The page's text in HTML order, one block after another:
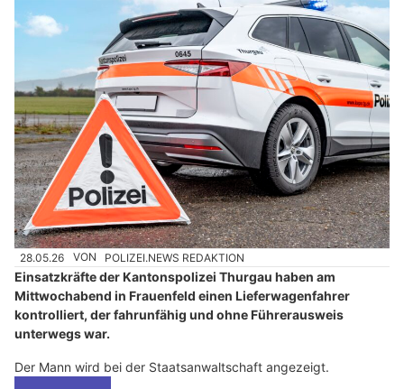
28.05.26 VON POLIZEI.NEWS REDAKTION
Einsatzkräfte der Kantonspolizei Thurgau haben am
Mittwochabend in Frauenfeld einen Lieferwagenfahrer
kontrolliert, der fahrunfähig und ohne Führerausweis
unterwegs war.
Der Mann wird bei der Staatsanwaltschaft angezeigt.